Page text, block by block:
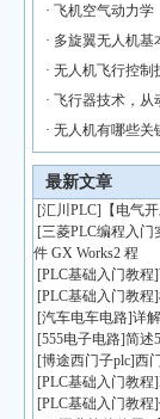
· 飞机空气动力学
· 多旋翼无人机基
· 无人机飞行控制
· 飞行器技术，从
· 无人机有哪些关
最新文章
[汇川PLC] 【电气
[三菱PLC编程入门
件 GX Works2 程
[PLC基础入门教程]
[PLC基础入门教程]
[汽车电车电路]详
[555电子电路]简述
[博途西门子plc]西
[PLC基础入门教程]
[PLC基础入门教程]